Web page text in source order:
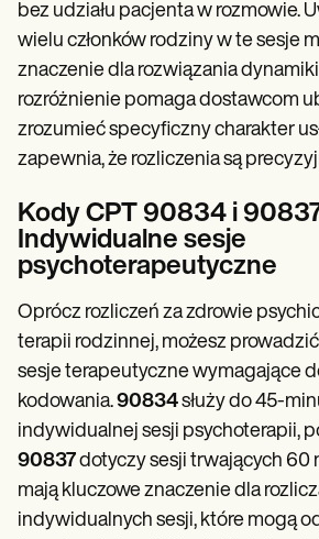
bez udziału pacjenta w rozmowie.
wielu członków rodziny w te sesje
znaczenie dla rozwiązania
rozróżnienie pomaga dostawcom
zrozumieć specyficzny charakter
zapewnia, że rozliczenia są
Kody CPT 90834 i
Indywidualne sesje
psychoterapeutyczne
Oprócz rozliczeń za zdrowie
terapii rodzinnej, możesz
sesje terapeutyczne wymagające
kodowania.90834służy do 45-
indywidualnej sesji psychoterapii,
90837dotyczy sesji trwających 60
mają kluczowe znaczenie dla
indywidualnych sesji, które mogą